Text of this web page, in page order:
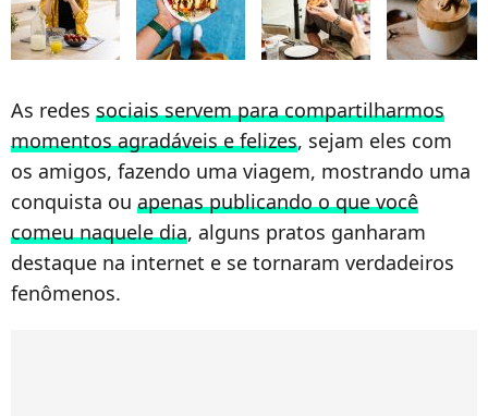
As redes sociais servem para compartilharmos
momentos agradáveis e felizes, sejam eles com
os amigos, fazendo uma viagem, mostrando uma
conquista ou apenas publicando o que você
comeu naquele dia, alguns pratos ganharam
destaque na internet e se tornaram verdadeiros
fenômenos.